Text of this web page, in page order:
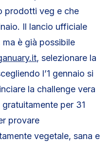
prodotti veg e che
Il lancio ufficiale
ma è già possibile
, selezionare la
l’1 gennaio si
la challenge vera
per 31
provare
vegetale, sana e